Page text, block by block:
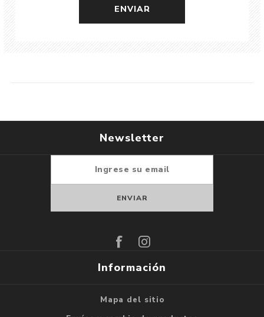
Newsletter
Información
Mapa del sitio